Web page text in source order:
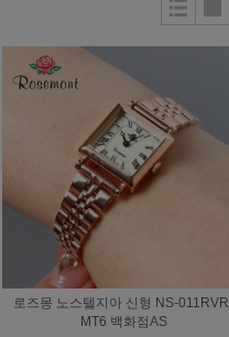
로즈몽 노스텔지아 신형 NS-
MT6 백화점AS